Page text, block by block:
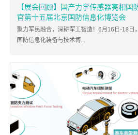
【展会回顾】国产力学传感器亮相国
官第十五届北京国防信息化博览会
聚力军民融合，深耕军工智造！6月16日-18日
国防信息化装备与技术博...